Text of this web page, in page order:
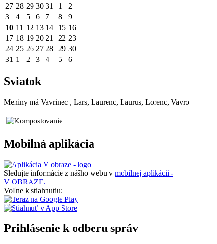
27 28 29 30 31 1
2
3
4 5 6 7 8
9
10 11 12 13 14 15 16
17 18 19 20 21 22 23
24 25 26 27 28 29 30
31 1 2 3 4 5 6
Sviatok
Meniny má Vavrinec , Lars, Laurenc, Laurus, Lorenc, Vavro
Mobilná aplikácia
Sledujte informácie z nášho webu v mobilnej aplikácii -
V OBRAZE.
Voľne k stiahnutiu:
Prihlásenie k odberu správ